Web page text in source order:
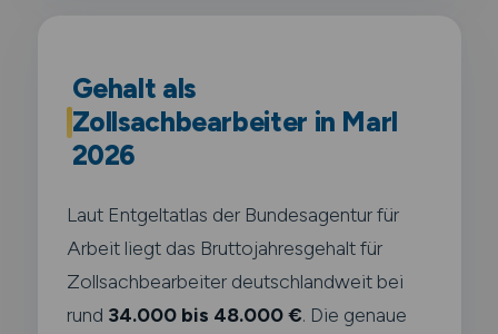
Gehalt als
Zollsachbearbeiter in Marl
2026
Laut Entgeltatlas der Bundesagentur für
Arbeit liegt das Bruttojahresgehalt für
Zollsachbearbeiter deutschlandweit bei
rund 34.000 bis 48.000 €. Die genaue